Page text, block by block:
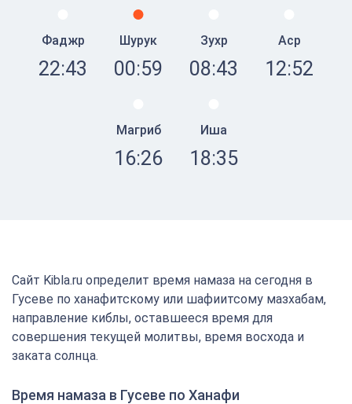
Фаджр
22:43
Шурук
00:59
Зухр
08:43
Аср
12:52
Магриб
16:26
Иша
18:35
Сайт Kibla.ru определит время намаза на сегодня в
Гусеве по ханафитскому или шафиитсому мазхабам,
направление киблы, оставшееся время для
совершения текущей молитвы, время восхода и
заката солнца.
Время намаза в Гусеве по Ханафи